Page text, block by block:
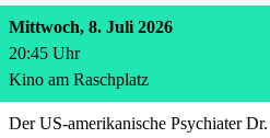
Mittwoch, 8. Juli 2026
20:45 Uhr
Kino am Raschplatz
Der US‑amerikanische Psychiater